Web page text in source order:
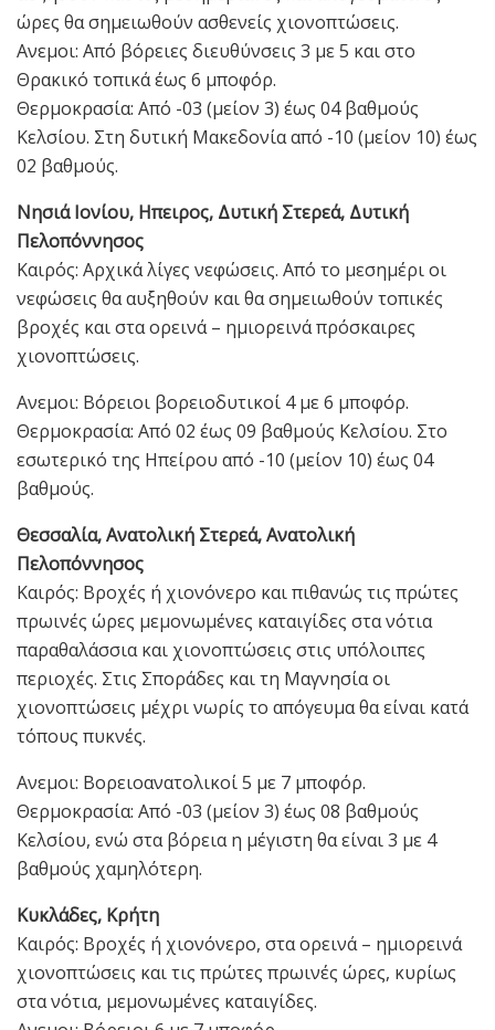
ώρες θα σημειωθούν ασθενείς χιονοπτώσεις.
Ανεμοι: Από βόρειες διευθύνσεις 3 με 5 και στο
Θρακικό τοπικά έως 6 μποφόρ.
Θερμοκρασία: Από -03 (μείον 3) έως 04 βαθμούς
Κελσίου. Στη δυτική Μακεδονία από -10 (μείον 10) έως
02 βαθμούς.
Νησιά Ιονίου, Ηπειρος, Δυτική Στερεά, Δυτική
Πελοπόννησος
Καιρός: Αρχικά λίγες νεφώσεις. Από το μεσημέρι οι
νεφώσεις θα αυξηθούν και θα σημειωθούν τοπικές
βροχές και στα ορεινά – ημιορεινά πρόσκαιρες
χιονοπτώσεις.
Ανεμοι: Βόρειοι βορειοδυτικοί 4 με 6 μποφόρ.
Θερμοκρασία: Από 02 έως 09 βαθμούς Κελσίου. Στο
εσωτερικό της Ηπείρου από -10 (μείον 10) έως 04
βαθμούς.
Θεσσαλία, Ανατολική Στερεά, Ανατολική
Πελοπόννησος
Καιρός: Βροχές ή χιονόνερο και πιθανώς τις πρώτες
πρωινές ώρες μεμονωμένες καταιγίδες στα νότια
παραθαλάσσια και χιονοπτώσεις στις υπόλοιπες
περιοχές. Στις Σποράδες και τη Μαγνησία οι
χιονοπτώσεις μέχρι νωρίς το απόγευμα θα είναι κατά
τόπους πυκνές.
Ανεμοι: Βορειοανατολικοί 5 με 7 μποφόρ.
Θερμοκρασία: Από -03 (μείον 3) έως 08 βαθμούς
Κελσίου, ενώ στα βόρεια η μέγιστη θα είναι 3 με 4
βαθμούς χαμηλότερη.
Κυκλάδες, Κρήτη
Καιρός: Βροχές ή χιονόνερο, στα ορεινά – ημιορεινά
χιονοπτώσεις και τις πρώτες πρωινές ώρες, κυρίως
στα νότια, μεμονωμένες καταιγίδες.